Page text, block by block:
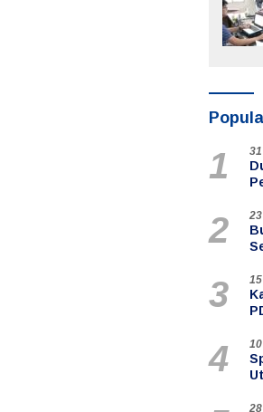
1
2
3
4